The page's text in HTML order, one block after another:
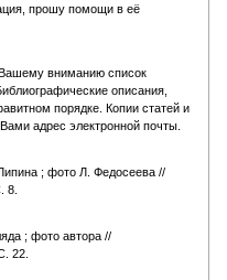
прошу помощи в её
вниманию список
описания,
порядке. Копии статей и
адрес электронной почты.
; фото Л. Федосеева //
8.
; фото автора //
22.